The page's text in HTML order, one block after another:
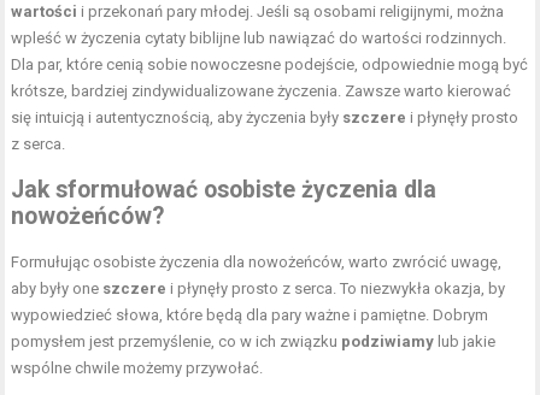
wartości i przekonań pary młodej. Jeśli są osobami religijnymi, można
wpleść w życzenia cytaty biblijne lub nawiązać do wartości rodzinnych.
Dla par, które cenią sobie nowoczesne podejście, odpowiednie mogą być
krótsze, bardziej zindywidualizowane życzenia. Zawsze warto kierować
się intuicją i autentycznością, aby życzenia były szczere i płynęły prosto
z serca.
Jak sformułować osobiste życzenia dla
nowożeńców?
Formułując osobiste życzenia dla nowożeńców, warto zwrócić uwagę,
aby były one szczere i płynęły prosto z serca. To niezwykła okazja, by
wypowiedzieć słowa, które będą dla pary ważne i pamiętne. Dobrym
pomysłem jest przemyślenie, co w ich związku podziwiamy lub jakie
wspólne chwile możemy przywołać.